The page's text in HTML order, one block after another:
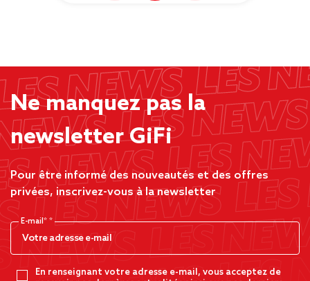
Ne manquez pas la
newsletter GiFi
Pour être informé des nouveautés et des offres
privées, inscrivez-vous à la newsletter
E-mail*
En renseignant votre adresse e-mail, vous acceptez de